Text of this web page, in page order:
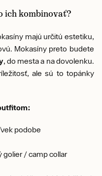
ich kombinovať?
majú určitú estetiku,
Mokasíny preto budete
, do mesta a na dovolenku.
ale sú to topánky
podobe
golier / camp collar